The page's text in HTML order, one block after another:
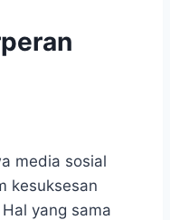
media sosial
kesuksesan
yang sama